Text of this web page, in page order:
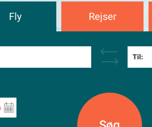
Fly Rejser
Til: